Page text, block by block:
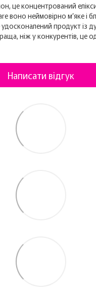
це концентрований
воно неймовірно м’яке і
удосконалений продукт із
ніж у конкурентів, це
Написати відгук